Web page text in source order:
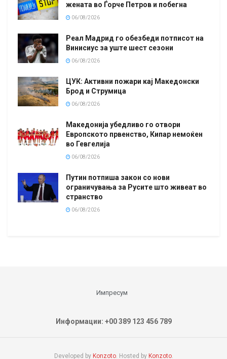
жената во Ѓорче Петров и побегна
06/08/2026
Реал Мадрид го обезбеди потписот на
Винисиус за уште шест сезони
06/08/2026
ЦУК: Активни пожари кај Македонски
Брод и Струмица
06/08/2026
Македонија убедливо го отвори
Европското првенство, Кипар немоќен
во Гевгелија
06/08/2026
Путин потпиша закон со нови
ограничувања за Русите што живеат во
странство
06/08/2026
Импресум
Информации: +00 389 123 456 789
Developed by Konzoto. Hosted by Konzoto.